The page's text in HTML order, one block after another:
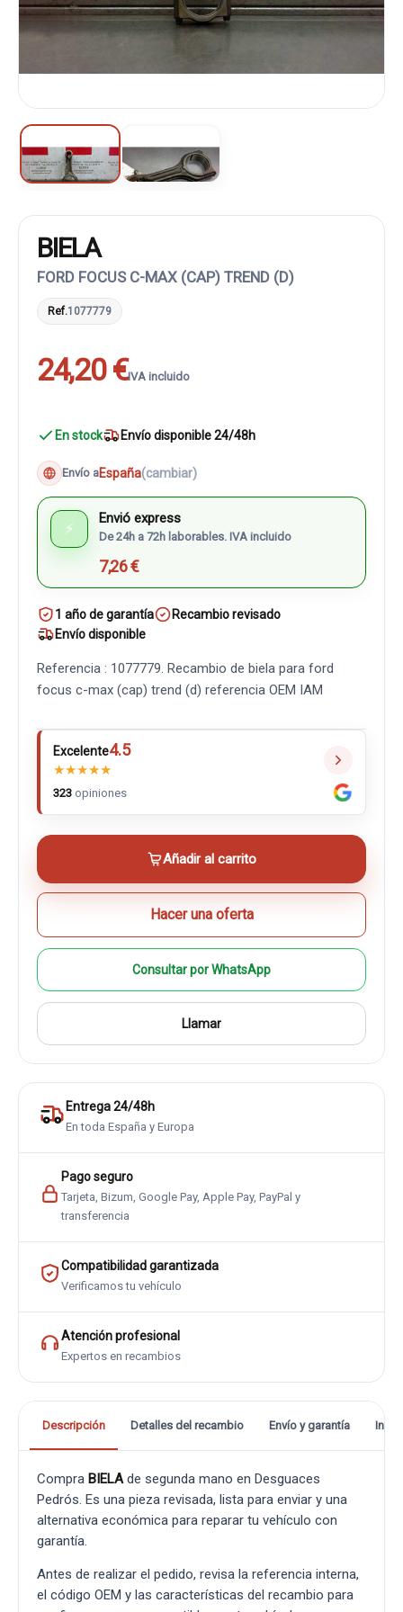
BIELA
FORD FOCUS C-MAX (CAP) TREND (D)
Ref.1077779
24,20 €IVA incluido
En stock Envío disponible 24/48h
Envío aEspaña(cambiar)
⚡
Envió express
De 24h a 72h laborables. IVA incluido
7,26 €
1 año de garantía
Recambio revisado
Envío disponible
Referencia : 1077779. Recambio de biela para ford
focus c-max (cap) trend (d) referencia OEM IAM
Excelente4.5
★★★★★
323 opiniones
Añadir al carrito
Hacer una oferta
Consultar por WhatsApp
Llamar
Entrega 24/48h
En toda España y Europa
Pago seguro
Tarjeta, Bizum, Google Pay, Apple Pay, PayPal y
transferencia
Compatibilidad garantizada
Verificamos tu vehículo
Atención profesional
Expertos en recambios
Descripción Detalles del recambio Envío y garantía
Compra BIELAde segunda mano en Desguaces
Pedrós. Es una pieza revisada, lista para enviar y una
alternativa económica para reparar tu vehículo con
garantía.
Antes de realizar el pedido, revisa la referencia interna,
el código OEM y las características del recambio para